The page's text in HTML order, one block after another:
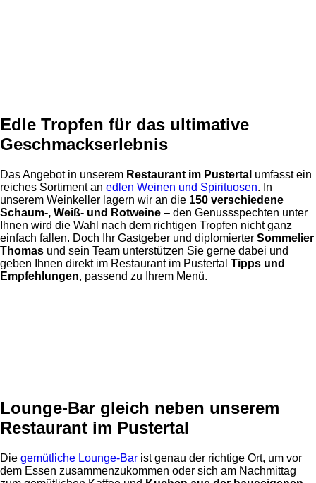
Edle Tropfen für das ultimative
Geschmackserlebnis
Das Angebot in unserem Restaurant im Pustertal umfasst ein
reiches Sortiment an edlen Weinen und Spirituosen. In
unserem Weinkeller lagern wir an die 150 verschiedene
Schaum-, Weiß- und Rotweine – den Genussspechten unter
Ihnen wird die Wahl nach dem richtigen Tropfen nicht ganz
einfach fallen. Doch Ihr Gastgeber und diplomierter Sommelier
Thomas und sein Team unterstützen Sie gerne dabei und
geben Ihnen direkt im Restaurant im Pustertal Tipps und
Empfehlungen, passend zu Ihrem Menü.
Lounge-Bar gleich neben unserem
Restaurant im Pustertal
Die gemütliche Lounge-Bar ist genau der richtige Ort, um vor
dem Essen zusammenzukommen oder sich am Nachmittag